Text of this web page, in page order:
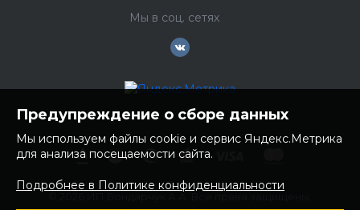
Мы в соц. сетях
Предупреждение о сборе данных
Мы используем файлы cookie и сервис Яндекс.Метрика
для анализа посещаемости сайта.
Подробнее в Политике конфиденциальности